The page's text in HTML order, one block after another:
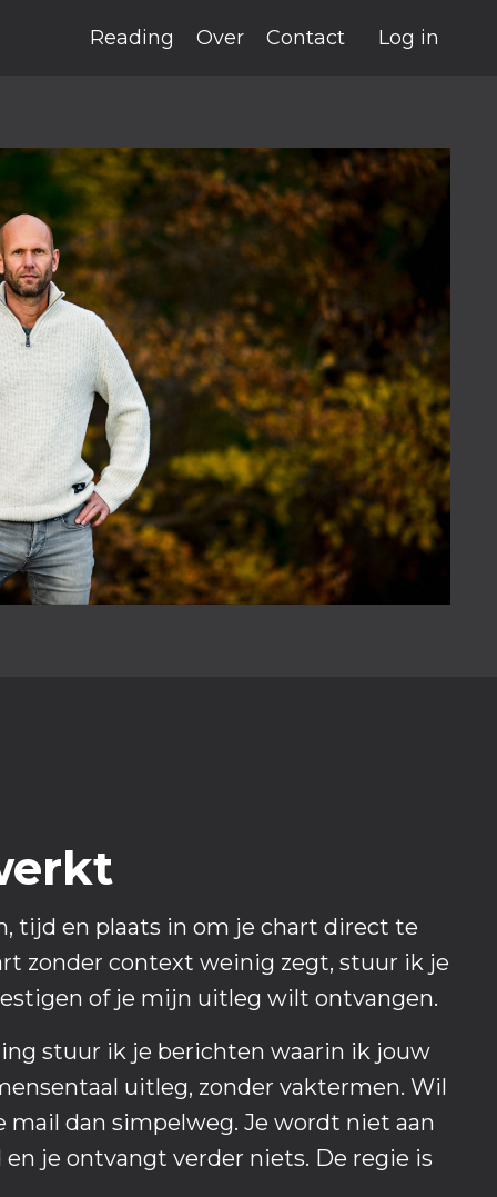
Reading Over Contact Log in
tijd en plaats in om je chart direct te
zonder context weinig zegt, stuur ik je
of je mijn uitleg wilt ontvangen.
stuur ik je berichten waarin ik jouw
uitleg, zonder vaktermen. Wil
mail dan simpelweg. Je wordt niet aan
je ontvangt verder niets. De regie is